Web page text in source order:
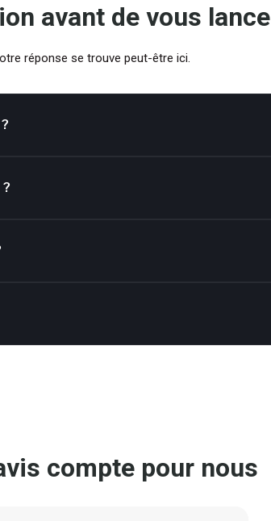
avant de vous
réponse se trouve peut-être ici.
compte pour nous